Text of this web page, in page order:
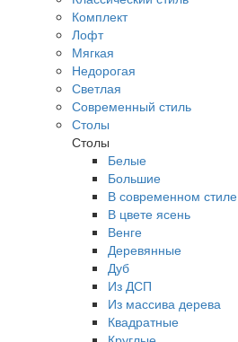
Комплект
Лофт
Мягкая
Недорогая
Светлая
Современный стиль
Столы
Столы
Белые
Большие
В современном стиле
В цвете ясень
Венге
Деревянные
Дуб
Из ДСП
Из массива дерева
Квадратные